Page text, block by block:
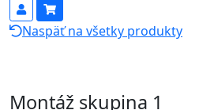
Naspäť na všetky produkty
Montáž skupina 1